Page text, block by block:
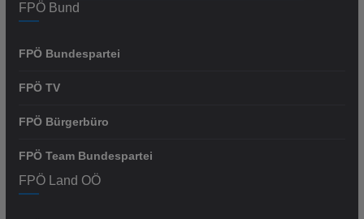
FPÖ Bund
FPÖ Bundespartei
FPÖ TV
FPÖ Bürgerbüro
FPÖ Team Bundespartei
FPÖ Land OÖ